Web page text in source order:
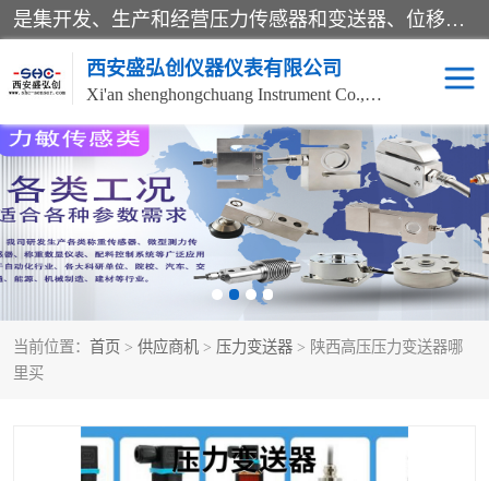
是集开发、生产和经营压力传感器和变送器、位移传感器和变送器、流量传感器和变送器、称重传感器和变送器、测力传感器和变送器、温湿度传感器和变送器、扭矩传感器、智能数显控制仪表等产品的化高新技术企业。
西安盛弘创仪器仪表有限公司
Xi'an shenghongchuang Instrument Co., Ltd
当前位置： 首页 > 供应商机 > 压力变送器 > 陕西高压压力变送器哪
里买
称重传感器 超声波流量计
压力变送器 通用型压力变送器
流量计
位移传感器 差压变送器